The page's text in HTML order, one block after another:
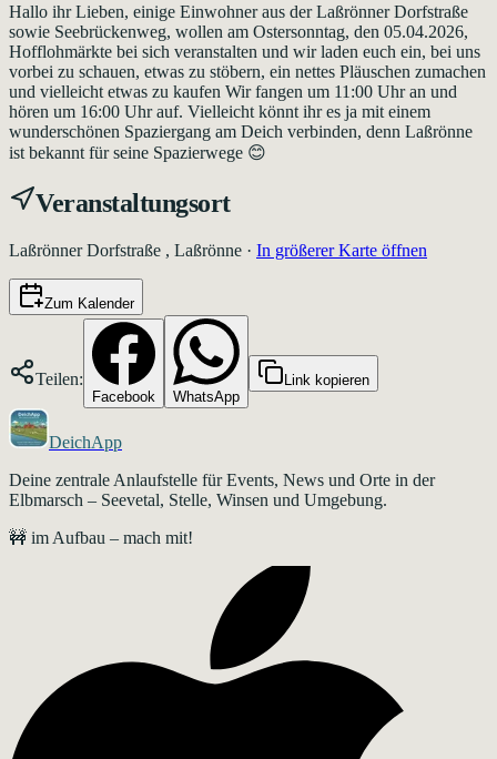
Hallo ihr Lieben, einige Einwohner aus der Laßrönner Dorfstraße
sowie Seebrückenweg, wollen am Ostersonntag, den 05.04.2026,
Hofflohmärkte bei sich veranstalten und wir laden euch ein, bei uns
vorbei zu schauen, etwas zu stöbern, ein nettes Pläuschen zumachen
und vielleicht etwas zu kaufen Wir fangen um 11:00 Uhr an und
hören um 16:00 Uhr auf. Vielleicht könnt ihr es ja mit einem
wunderschönen Spaziergang am Deich verbinden, denn Laßrönne
ist bekannt für seine Spazierwege 😊
Veranstaltungsort
Laßrönner Dorfstraße , Laßrönne · In größerer Karte öffnen
Zum Kalender
Teilen:
Facebook WhatsApp
Link kopieren
DeichApp
Deine zentrale Anlaufstelle für Events, News und Orte in der
Elbmarsch – Seevetal, Stelle, Winsen und Umgebung.
🚧 im Aufbau – mach mit!